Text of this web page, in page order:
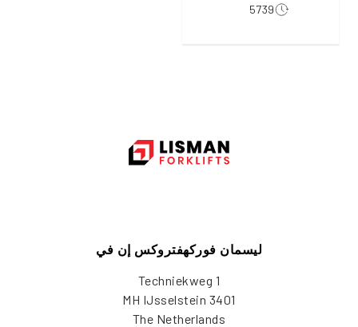
5739
ليسمان فوركهفتروكس إن في
Techniekweg 1
3401 MH IJsselstein
The Netherlands